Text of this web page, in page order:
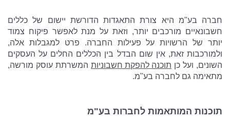
חברה בע"מ היא צורת התאגדות הדורשת יישום של כללים
חשבונאיים מורכבים יותר, וזאת על מנת לאפשר פיקוח צמוד
יותר של הרשויות על פעילות החברה. פרט למגבלות אלה,
ולמורכבות זאת, אין שום הבדל בין הכללים החלים על העסקים
השונים, ועל כן תוכנה להפקת חשבוניות המשרתת עוסק מורשה,
מתאימה גם לחברה בע"מ.
תוכנות המותאמות לחברות בע"מ